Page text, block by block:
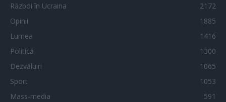
Război în Ucraina
2172
Opinii
1885
Lumea
1416
Politică
1300
Dezvăluiri
1065
Sport
1053
Mass-media
591